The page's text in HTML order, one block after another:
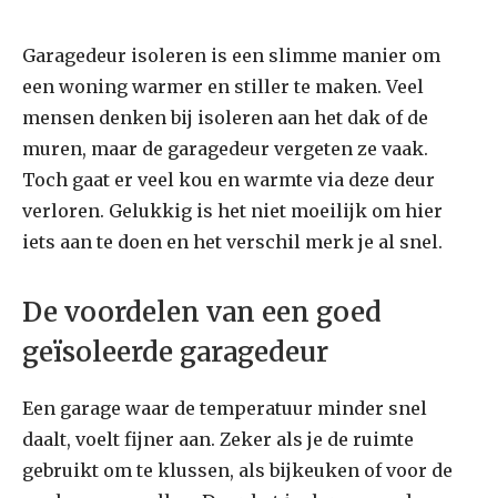
Garagedeur isoleren is een slimme manier om
een woning warmer en stiller te maken. Veel
mensen denken bij isoleren aan het dak of de
muren, maar de garagedeur vergeten ze vaak.
Toch gaat er veel kou en warmte via deze deur
verloren. Gelukkig is het niet moeilijk om hier
iets aan te doen en het verschil merk je al snel.
De voordelen van een goed
geïsoleerde garagedeur
Een garage waar de temperatuur minder snel
daalt, voelt fijner aan. Zeker als je de ruimte
gebruikt om te klussen, als bijkeuken of voor de